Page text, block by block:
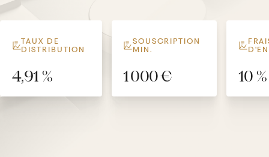
TAUX DE
DISTRIBUTION
4,91 %
SOUSCRIPTION
MIN.
1 000 € 10 %